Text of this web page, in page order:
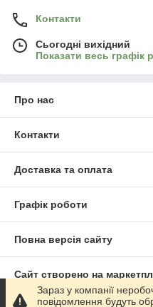
Контакти
Сьогодні вихідний
Показати весь графік
Про нас
Контакти
Доставка та оплата
Графік роботи
Повна версія сайту
Сайт створено на
Зараз у компанії
повідомлення будуть